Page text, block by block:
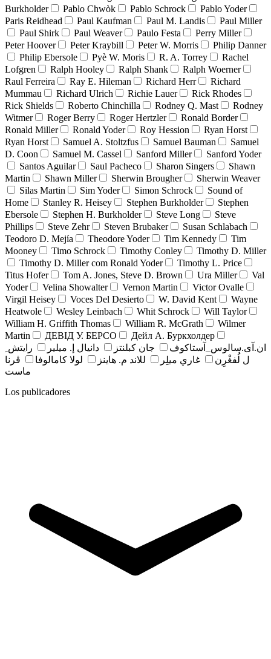
Burkholder
Pablo Chwòk Pablo Schrock
Pablo Yoder
Paris Reidhead
Paul Kaufman Paul M. Landis
Paul Miller
Paul Shirk
Paul Weaver Paulo Festa
Perry Miller
Peter Hoover
Peter Kraybill Peter W. Morris
Philip Danner
Philip Ebersole
Pyè W. Moris R. A. Torrey
Rachel
Lofgren
Ralph Hooley Ralph Shank
Ralph Woerner
Raul Ferreira
Ray E. Hileman Richard Herr
Richard
Mummau
Richard Ulrich Richie Lauer
Rick Rhodes
Rick Shields
Roberto Chinchilla Rodney Q. Mast
Rodney
Witmer
Roger Berry Roger Hertzler
Ronald Border
Ronald Miller
Ronald Yoder Roy Hession
Ryan Horst
Ryan Horst
Samuel A. Stoltzfus Samuel Bauman
Samuel
D. Coon
Samuel M. Cassel Sanford Miller
Sanford Yoder
Santos Aguilar
Saul Pacheco Sharon Singers
Shawn
Martin
Shawn Miller Sherwin Brougher
Sherwin Weaver
Silas Martin
Sim Yoder Simon Schrock
Sound of
Home
Stanley R. Heisey Stephen Burkholder
Stephen
Ebersole
Stephen H. Burkholder Steve Long
Steve
Phillips
Steve Zehr Steven Brubaker
Susan Schlabach
Teodoro D. Mejía
Theodore Yoder Tim Kennedy
Tim
Mooney
Timo Schrock Timothy Conley
Timothy D. Miller
Timothy D. Miller com Ronald Yoder
Timothy L. Price
Titus Hofer
Tom A. Jones, Steve D. Brown Ura Miller
Val
Yoder
Velina Showalter Vernon Martin
Victor Ovalle
Virgil Heisey
Voces Del Desierto W. David Kent
Wayne
Heatwole
Wesley Leinbach Whit Schrock
Will Taylor
William H. Griffith Thomas
William R. McGrath
Wilmer
Martin
ДЕВІД У. БЕРСО
Дейл А. Буркхолдер
ان.آی.سالوس_آستاکوف
جان کبلنتز دانيال إ. ميلير
رايتش ِ
ل لُفغْرِن
غاري ميلِر للاند م. هاينز لولا كامالوفا
ڤرنا
ماست
Los publicadores